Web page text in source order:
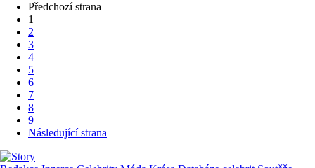
Předchozí strana
1
2
3
4
5
6
7
8
9
Následující strana